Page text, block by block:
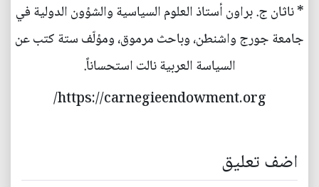
* ناثان ج. براون أستاذ العلوم السياسية والشؤون الدولية في
جامعة جورج واشنطن، وباحث مرموق، ومؤلّف ستة كتب عن
السياسة العربية نالت استحساناً.
https://carnegieendowment.org/
اضف تعليق